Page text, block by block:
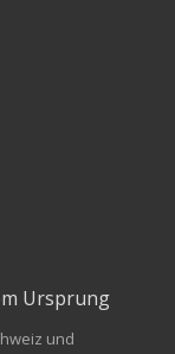
Ursprung
und